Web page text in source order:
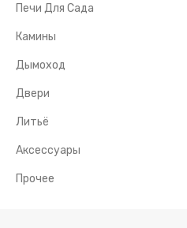
Печи Для Сада
Камины
Дымоход
Двери
Литьё
Аксессуары
Прочее